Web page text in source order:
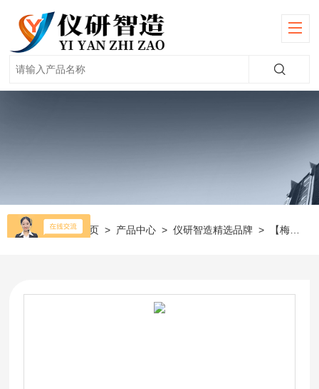
当前位置： 首页 > 产品中心 >仪研智造精选品牌 > 【梅特勒】天平